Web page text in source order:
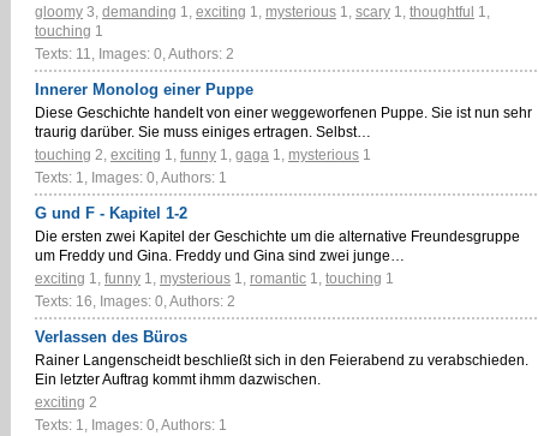
gloomy 3, demanding 1, exciting 1, mysterious 1, scary 1, thoughtful 1,
touching 1
Texts: 11, Images: 0, Authors: 2
Innerer Monolog einer Puppe
Diese Geschichte handelt von einer weggeworfenen Puppe. Sie ist nun sehr
traurig darüber. Sie muss einiges ertragen. Selbst…
touching 2, exciting 1, funny 1, gaga 1, mysterious 1
Texts: 1, Images: 0, Authors: 1
G und F - Kapitel 1-2
Die ersten zwei Kapitel der Geschichte um die alternative Freundesgruppe
um Freddy und Gina. Freddy und Gina sind zwei junge…
exciting 1, funny 1, mysterious 1, romantic 1, touching 1
Texts: 16, Images: 0, Authors: 2
Verlassen des Büros
Rainer Langenscheidt beschließt sich in den Feierabend zu verabschieden.
Ein letzter Auftrag kommt ihmm dazwischen.
exciting 2
Texts: 1, Images: 0, Authors: 1